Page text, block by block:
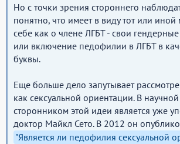
Но с точки зрения стороннего
понятно, что имеет в виду тот или иной
себе как о члене ЛГБТ - свои
или включение педофилии в ЛГБТ в
буквы.
Еще больше дело запутывает
как сексуальной ориентации. В
сторонником этой идеи является уже
доктор Майкл Сето. В 2012 он
"Является ли педофилия сексуальной